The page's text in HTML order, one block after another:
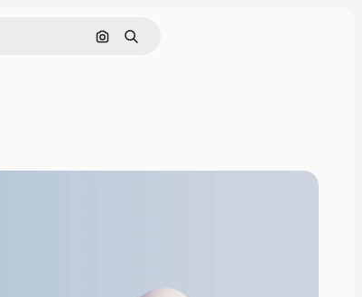
Nach Bild suchen
Suchen